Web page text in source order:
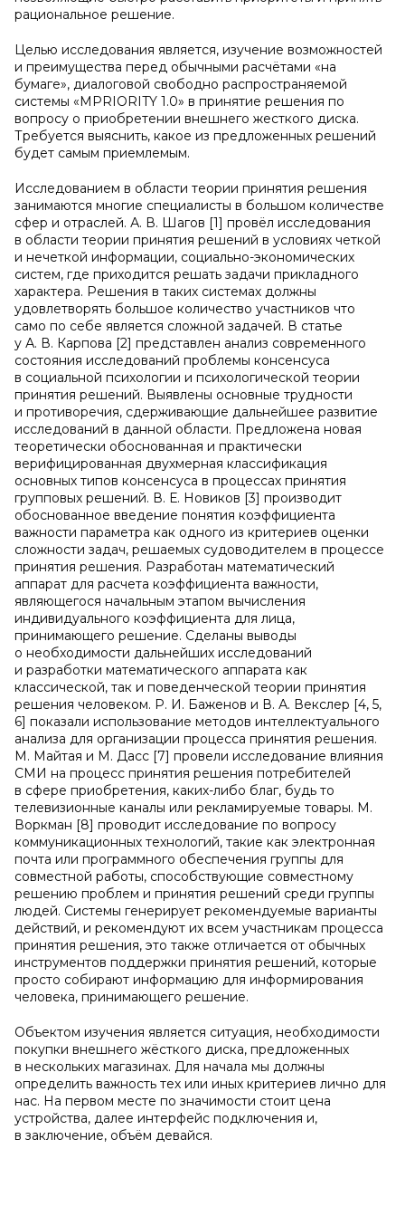
рациональное решение.
Целью исследования является, изучение возможностей
и преимущества перед обычными расчётами «на
бумаге», диалоговой свободно распространяемой
системы «MPRIORITY 1.0» в принятие решения по
вопросу о приобретении внешнего жесткого диска.
Требуется выяснить, какое из предложенных решений
будет самым приемлемым.
Исследованием в области теории принятия решения
занимаются многие специалисты в большом количестве
сфер и отраслей. А. В. Шагов [1] провёл исследования
в области теории принятия решений в условиях четкой
и нечеткой информации, социально-экономических
систем, где приходится решать задачи прикладного
характера. Решения в таких системах должны
удовлетворять большое количество участников что
само по себе является сложной задачей. В статье
у А. В. Карпова [2] представлен анализ современного
состояния исследований проблемы консенсуса
в социальной психологии и психологической теории
принятия решений. Выявлены основные трудности
и противоречия, сдерживающие дальнейшее развитие
исследований в данной области. Предложена новая
теоретически обоснованная и практически
верифицированная двухмерная классификация
основных типов консенсуса в процессах принятия
групповых решений. В. Е. Новиков [3] производит
обоснованное введение понятия коэффициента
важности параметра как одного из критериев оценки
сложности задач, решаемых судоводителем в процессе
принятия решения. Разработан математический
аппарат для расчета коэффициента важности,
являющегося начальным этапом вычисления
индивидуального коэффициента для лица,
принимающего решение. Сделаны выводы
о необходимости дальнейших исследований
и разработки математического аппарата как
классической, так и поведенческой теории принятия
решения человеком. Р. И. Баженов и В. А. Векслер [4, 5,
6] показали использование методов интеллектуального
анализа для организации процесса принятия решения.
М. Майтая и М. Дасс [7] провели исследование влияния
СМИ на процесс принятия решения потребителей
в сфере приобретения, каких-либо благ, будь то
телевизионные каналы или рекламируемые товары. М.
Воркман [8] проводит исследование по вопросу
коммуникационных технологий, такие как электронная
почта или программного обеспечения группы для
совместной работы, способствующие совместному
решению проблем и принятия решений среди группы
людей. Системы генерирует рекомендуемые варианты
действий, и рекомендуют их всем участникам процесса
принятия решения, это также отличается от обычных
инструментов поддержки принятия решений, которые
просто собирают информацию для информирования
человека, принимающего решение.
Объектом изучения является ситуация, необходимости
покупки внешнего жёсткого диска, предложенных
в нескольких магазинах. Для начала мы должны
определить важность тех или иных критериев лично для
нас. На первом месте по значимости стоит цена
устройства, далее интерфейс подключения и,
в заключение, объём девайся.